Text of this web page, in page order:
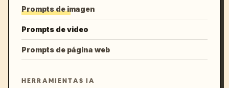
Prompts de imagen
Prompts de video
Prompts de página web
HERRAMIENTAS IA